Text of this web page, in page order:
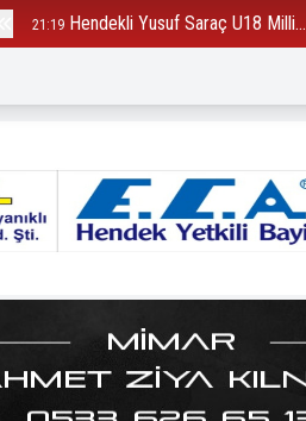
21:19 Hendekli Yusuf Saraç U18 Milli...